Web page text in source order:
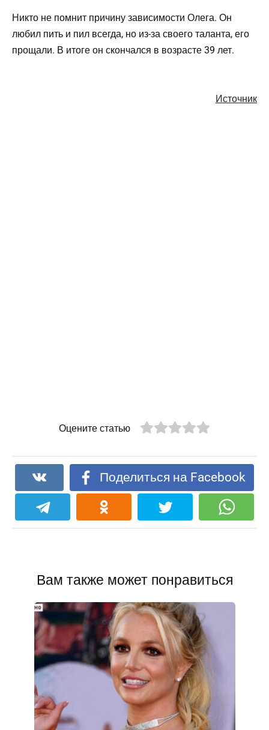
Никто не помнит причину зависимости Олега. Он
любил пить и пил всегда, но из-за своего таланта, его
прощали. В итоге он скончался в возрасте 39 лет.
Источник
Оцените статью
Поделиться на Facebook
Вам также может понравиться